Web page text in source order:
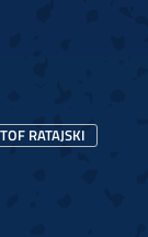
RATAJSKI